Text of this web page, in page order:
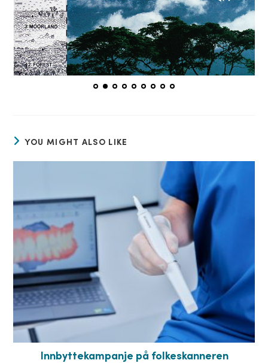
YOU MIGHT ALSO LIKE
Innbyttekampanje på folkeskanneren